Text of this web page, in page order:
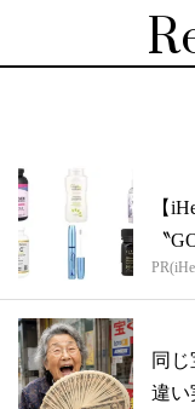
【
〝
同
違い